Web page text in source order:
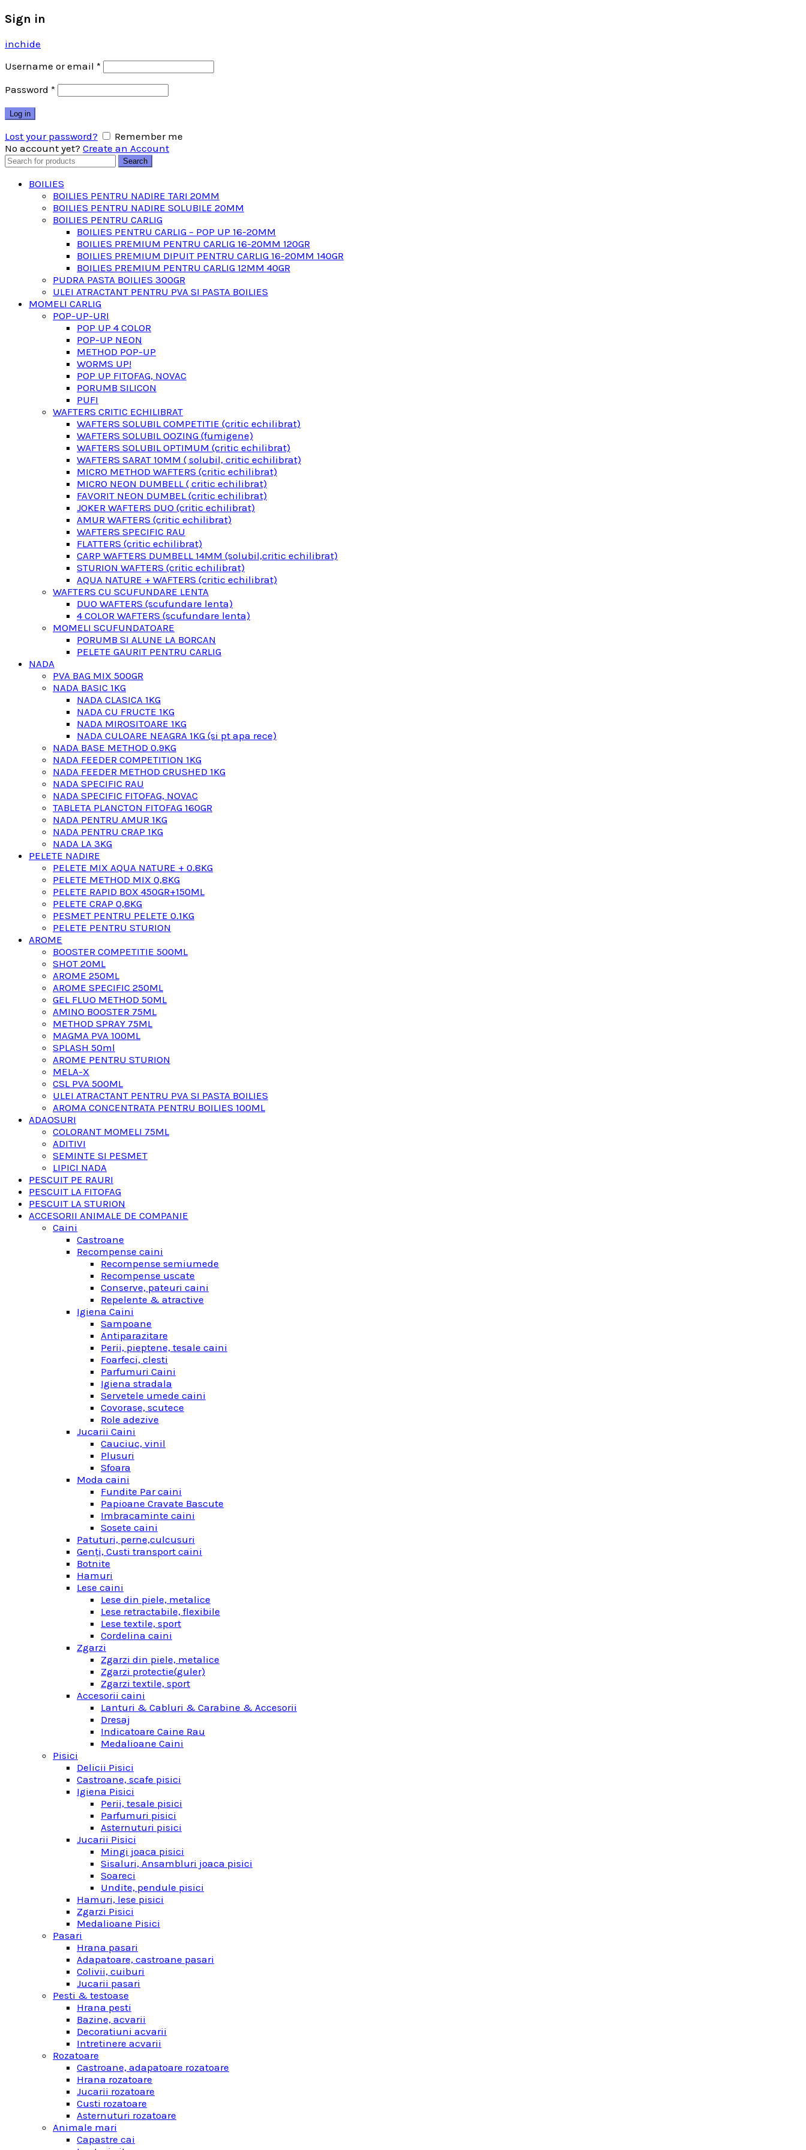
Sign in
inchide
Username or email *
Password *
Log in
Lost your password?
Remember me
No account yet? Create an Account
Search
Search
BOILIES
BOILIES PENTRU NADIRE TARI 20MM
BOILIES PENTRU NADIRE SOLUBILE 20MM
BOILIES PENTRU CARLIG
BOILIES PENTRU CARLIG – POP UP 16-20MM
BOILIES PREMIUM PENTRU CARLIG 16-20MM 120GR
BOILIES PREMIUM DIPUIT PENTRU CARLIG 16-20MM 140GR
BOILIES PREMIUM PENTRU CARLIG 12MM 40GR
PUDRA PASTA BOILIES 300GR
ULEI ATRACTANT PENTRU PVA SI PASTA BOILIES
MOMELI CARLIG
POP-UP-URI
POP UP 4 COLOR
POP-UP NEON
METHOD POP-UP
WORMS UP!
POP UP FITOFAG, NOVAC
PORUMB SILICON
PUFI
WAFTERS CRITIC ECHILIBRAT
WAFTERS SOLUBIL COMPETITIE (critic echilibrat)
WAFTERS SOLUBIL OOZING (fumigene)
WAFTERS SOLUBIL OPTIMUM (critic echilibrat)
WAFTERS SARAT 10MM ( solubil, critic echilibrat)
MICRO METHOD WAFTERS (critic echilibrat)
MICRO NEON DUMBELL ( critic echilibrat)
FAVORIT NEON DUMBEL (critic echilibrat)
JOKER WAFTERS DUO (critic echilibrat)
AMUR WAFTERS (critic echilibrat)
WAFTERS SPECIFIC RAU
FLATTERS (critic echilibrat)
CARP WAFTERS DUMBELL 14MM (solubil,critic echilibrat)
STURION WAFTERS (critic echilibrat)
AQUA NATURE + WAFTERS (critic echilibrat)
WAFTERS CU SCUFUNDARE LENTA
DUO WAFTERS (scufundare lenta)
4 COLOR WAFTERS (scufundare lenta)
MOMELI SCUFUNDATOARE
PORUMB SI ALUNE LA BORCAN
PELETE GAURIT PENTRU CARLIG
NADA
PVA BAG MIX 500GR
NADA BASIC 1KG
NADA CLASICA 1KG
NADA CU FRUCTE 1KG
NADA MIROSITOARE 1KG
NADA CULOARE NEAGRA 1KG (si pt apa rece)
NADA BASE METHOD 0.9KG
NADA FEEDER COMPETITION 1KG
NADA FEEDER METHOD CRUSHED 1KG
NADA SPECIFIC RAU
NADA SPECIFIC FITOFAG, NOVAC
TABLETA PLANCTON FITOFAG 160GR
NADA PENTRU AMUR 1KG
NADA PENTRU CRAP 1KG
NADA LA 3KG
PELETE NADIRE
PELETE MIX AQUA NATURE + 0.8KG
PELETE METHOD MIX 0,8KG
PELETE RAPID BOX 450GR+150ML
PELETE CRAP 0,8KG
PESMET PENTRU PELETE 0.1KG
PELETE PENTRU STURION
AROME
BOOSTER COMPETITIE 500ML
SHOT 20ML
AROME 250ML
AROME SPECIFIC 250ML
GEL FLUO METHOD 50ML
AMINO BOOSTER 75ML
METHOD SPRAY 75ML
MAGMA PVA 100ML
SPLASH 50ml
AROME PENTRU STURION
MELA-X
CSL PVA 500ML
ULEI ATRACTANT PENTRU PVA SI PASTA BOILIES
AROMA CONCENTRATA PENTRU BOILIES 100ML
ADAOSURI
COLORANT MOMELI 75ML
ADITIVI
SEMINTE SI PESMET
LIPICI NADA
PESCUIT PE RAURI
PESCUIT LA FITOFAG
PESCUIT LA STURION
ACCESORII ANIMALE DE COMPANIE
Caini
Castroane
Recompense caini
Recompense semiumede
Recompense uscate
Conserve, pateuri caini
Repelente & atractive
Igiena Caini
Sampoane
Antiparazitare
Perii, pieptene, tesale caini
Foarfeci, clesti
Parfumuri Caini
Igiena stradala
Servetele umede caini
Covorase, scutece
Role adezive
Jucarii Caini
Cauciuc, vinil
Plusuri
Sfoara
Moda caini
Fundite Par caini
Papioane Cravate Bascute
Imbracaminte caini
Sosete caini
Patuturi, perne,culcusuri
Genţi, Custi transport caini
Botnite
Hamuri
Lese caini
Lese din piele, metalice
Lese retractabile, flexibile
Lese textile, sport
Cordelina caini
Zgarzi
Zgarzi din piele, metalice
Zgarzi protectie(guler)
Zgarzi textile, sport
Accesorii caini
Lanturi & Cabluri & Carabine & Accesorii
Dresaj
Indicatoare Caine Rau
Medalioane Caini
Pisici
Delicii Pisici
Castroane, scafe pisici
Igiena Pisici
Perii, tesale pisici
Parfumuri pisici
Asternuturi pisici
Jucarii Pisici
Mingi joaca pisici
Sisaluri, Ansambluri joaca pisici
Soareci
Undite, pendule pisici
Hamuri, lese pisici
Zgarzi Pisici
Medalioane Pisici
Pasari
Hrana pasari
Adapatoare, castroane pasari
Colivii, cuiburi
Jucarii pasari
Pesti & testoase
Hrana pesti
Bazine, acvarii
Decoratiuni acvarii
Intretinere acvarii
Rozatoare
Castroane, adapatoare rozatoare
Hrana rozatoare
Jucarii rozatoare
Custi rozatoare
Asternuturi rozatoare
Animale mari
Capastre cai